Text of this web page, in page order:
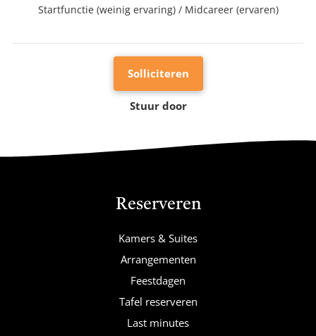
Startfunctie (weinig ervaring) / Midcareer (ervaren)
Solliciteren
Stuur door
Reserveren
Kamers & Suites
Arrangementen
Feestdagen
Tafel reserveren
Last minutes